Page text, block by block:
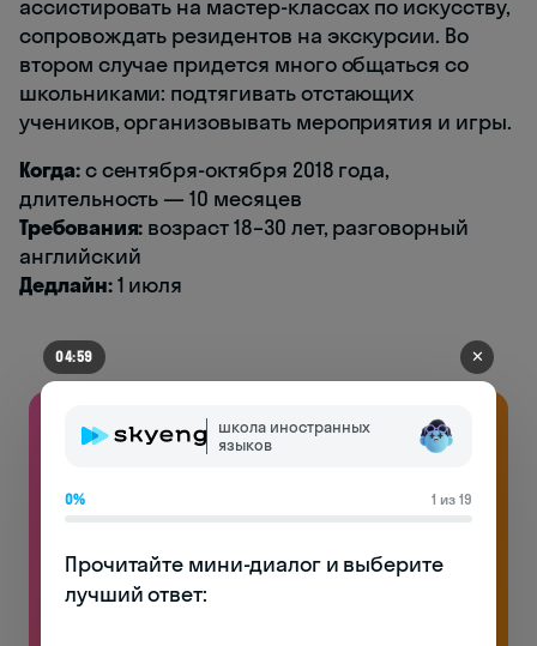
ассистировать на мастер-классах по искусству,
сопровождать резидентов на экскурсии. Во
втором случае придется много общаться со
школьниками: подтягивать отстающих
учеников, организовывать мероприятия и игры.
Когда:с сентября-октября 2018 года,
длительность — 10 месяцев
Требования: возраст 18–30 лет, разговорный
английский
Дедлайн:1 июля
04:53 ✕
школа иностранных
языков
0% 1 из 19
Прочитайте мини-диалог и выберите
лучший ответ: